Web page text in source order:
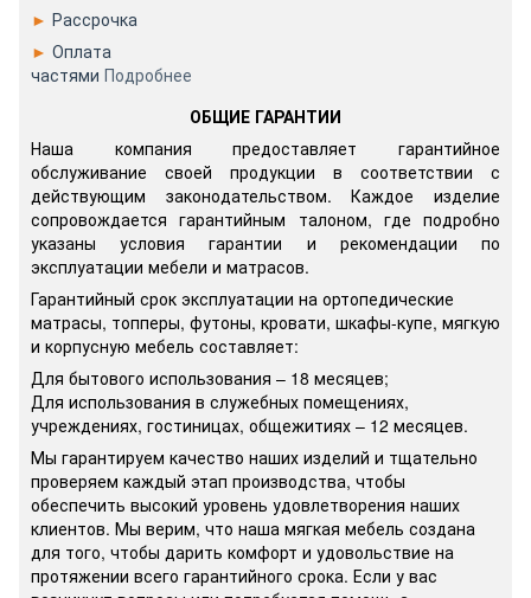
► Рассрочка
► Оплата
частями Подробнее
ОБЩИЕ ГАРАНТИИ
Наша компания предоставляет гарантийное
обслуживание своей продукции в соответствии с
действующим законодательством. Каждое изделие
сопровождается гарантийным талоном, где подробно
указаны условия гарантии и рекомендации по
эксплуатации мебели и матрасов.
Гарантийный срок эксплуатации на ортопедические
матрасы, топперы, футоны, кровати, шкафы-купе, мягкую
и корпусную мебель составляет:
Для бытового использования – 18 месяцев;
Для использования в служебных помещениях,
учреждениях, гостиницах, общежитиях – 12 месяцев.
Мы гарантируем качество наших изделий и тщательно
проверяем каждый этап производства, чтобы
обеспечить высокий уровень удовлетворения наших
клиентов. Мы верим, что наша мягкая мебель создана
для того, чтобы дарить комфорт и удовольствие на
протяжении всего гарантийного срока. Если у вас